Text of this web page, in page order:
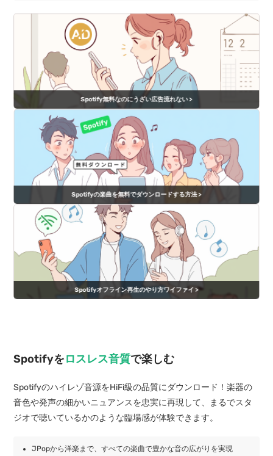
Spotify無料なのにうざい広告流れない >
Spotifyの楽曲を無料でダウンロードする方法 >
Spotifyオフライン再生のやり方ワイファイ >
Spotifyをロスレス音質で楽しむ
Spotifyのハイレゾ音源をHiFi級の品質にダウンロード！楽器の
音色や発声の細かいニュアンスを忠実に再現して、まるでスタ
ジオで聴いているかのような臨場感が体験できます。
JPopから洋楽まで、すべての楽曲で豊かな音の広がりを実現